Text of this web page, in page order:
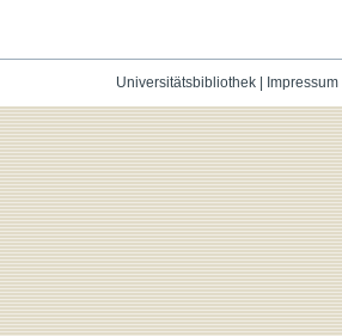
Universitätsbibliothek| Impressum|